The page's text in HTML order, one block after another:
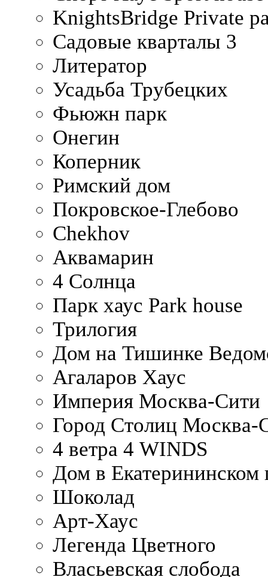
KnightsBridge Private
Садовые кварталы 3
Литератор
Усадьба Трубецких
Фьюжн парк
Онегин
Коперник
Римский дом
Покровское-Глебово
Chekhov
Аквамарин
4 Солнца
Парк хаус Park house
Трилогия
Дом на Тишинке
Агаларов Хаус
Империя Москва-Сити
Город Столиц Москва-
4 ветра 4 WINDS
Дом в Екатерининском
Шоколад
Арт-Хаус
Легенда Цветного
Власьевская слобода